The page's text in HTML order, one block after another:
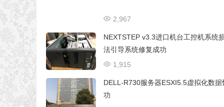
2,967
NEXTSTEP v3.3进口机台工控机系统
法引导系统修复成功
1,915
DELL-R730服务器ESXI5.5虚拟化数据
功